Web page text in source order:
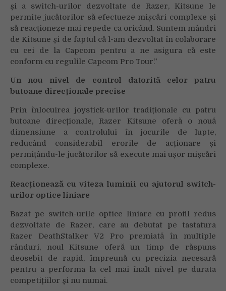
și a switch-urilor dezvoltate de Razer, Kitsune le
permite jucătorilor să efectueze mișcări complexe și
să reacționeze mai repede ca oricând. Suntem mândri
de Kitsune și de faptul că l-am dezvoltat în colaborare
cu cei de la Capcom pentru a ne asigura că este
conform cu regulile Capcom Pro Tour.”
Un nou nivel de control datorită celor patru
butoane direcționale precise
Prin înlocuirea joystick-urilor tradiționale cu patru
butoane direcționale, Razer Kitsune oferă o nouă
dimensiune a controlului în jocurile de lupte,
reducând considerabil erorile de acționare și
permițându-le jucătorilor să execute mai ușor mișcări
complexe.
Reacționează cu viteza luminii cu ajutorul switch-
urilor optice liniare
Bazat pe switch-urile optice liniare cu profil redus
dezvoltate de Razer, care au debutat pe tastatura
Razer DeathStalker V2 Pro premiată în multiple
rânduri, noul Kitsune oferă un timp de răspuns
deosebit de rapid, împreună cu precizia necesară
pentru a performa la cel mai înalt nivel pe durata
competițiilor și nu numai.